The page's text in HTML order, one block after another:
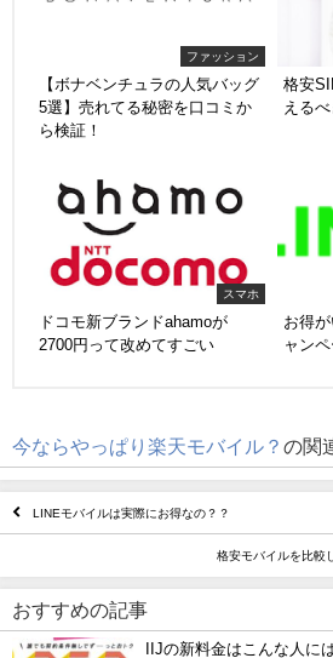
ファッション
【ボナベンチュラの人気バッグ
5選】売れてる秘密を口コミか
ら検証！
格安
える
スマホ
ドコモ新ブランドahamoが
2700円って改めてすごい
お得
ャン
今ならやっぱり楽天モバイル？ の関
LINEモバイルは実際にお得なの？？
格安モバイルを比較
おすすめの記事
IIJの新料金はこんな人に